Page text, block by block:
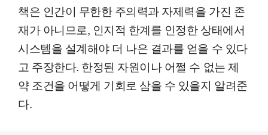
책은 인간이 무한한 주의력과 자제력을 가진 존
재가 아니므로, 인지적 한계를 인정한 상태에서
시스템을 설계해야 더 나은 결과를 얻을 수 있다
고 주장한다. 한정된 자원이나 어쩔 수 없는 제
약 조건을 어떻게 기회로 삼을 수 있을지 알려준
다.